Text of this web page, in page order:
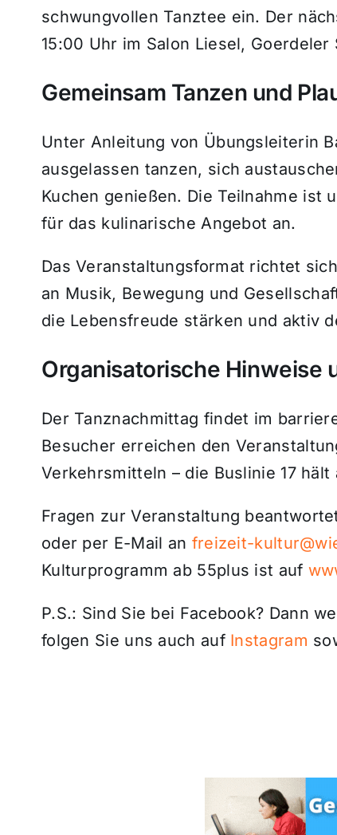
schwungvollen Tanztee ein. Der
15:00 Uhr im Salon Liesel,
Gemeinsam Tanzen und
Unter Anleitung von Übungsleiterin
ausgelassen tanzen, sich
Kuchen genießen. Die Teilnahme ist
für das kulinarische Angebot an.
Das Veranstaltungsformat richtet
an Musik, Bewegung und
die Lebensfreude stärken und aktiv
Organisatorische Hinweise
Der Tanznachmittag findet im
Besucher erreichen den
Verkehrsmitteln – die Buslinie 17
Fragen zur Veranstaltung
oder per E-Mail an freizeit-
Kulturprogramm ab 55plus ist auf
P.S.: Sind Sie bei Facebook? Dann
folgen Sie uns auch auf Instagram